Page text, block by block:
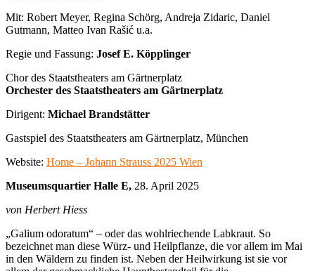
Mit: Robert Meyer, Regina Schörg, Andreja Zidaric, Daniel
Gutmann, Matteo Ivan Rašić u.a.
Regie und Fassung: Josef E. Köpplinger
Chor des Staatstheaters am Gärtnerplatz
Orchester des Staatstheaters am Gärtnerplatz
Dirigent: Michael Brandstätter
Gastspiel des Staatstheaters am Gärtnerplatz, München
Website: Home – Johann Strauss 2025 Wien
Museumsquartier Halle E, 28. April 2025
von Herbert Hiess
„Galium odoratum“ – oder das wohlriechende Labkraut. So
bezeichnet man diese Würz- und Heilpflanze, die vor allem im Mai
in den Wäldern zu finden ist. Neben der Heilwirkung ist sie vor